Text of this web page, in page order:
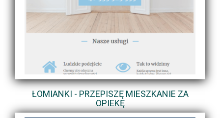
ŁOMIANKI - PRZEPISZĘ MIESZKANIE ZA
OPIEKĘ